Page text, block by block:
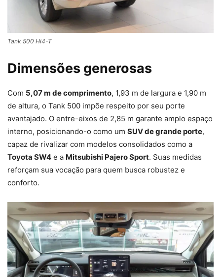
Tank 500 Hi4-T
Dimensões generosas
Com 5,07 m de comprimento, 1,93 m de largura e 1,90 m
de altura, o Tank 500 impõe respeito por seu porte
avantajado. O entre-eixos de 2,85 m garante amplo espaço
interno, posicionando-o como um SUV de grande porte,
capaz de rivalizar com modelos consolidados como a
Toyota SW4 e a Mitsubishi Pajero Sport. Suas medidas
reforçam sua vocação para quem busca robustez e
conforto.